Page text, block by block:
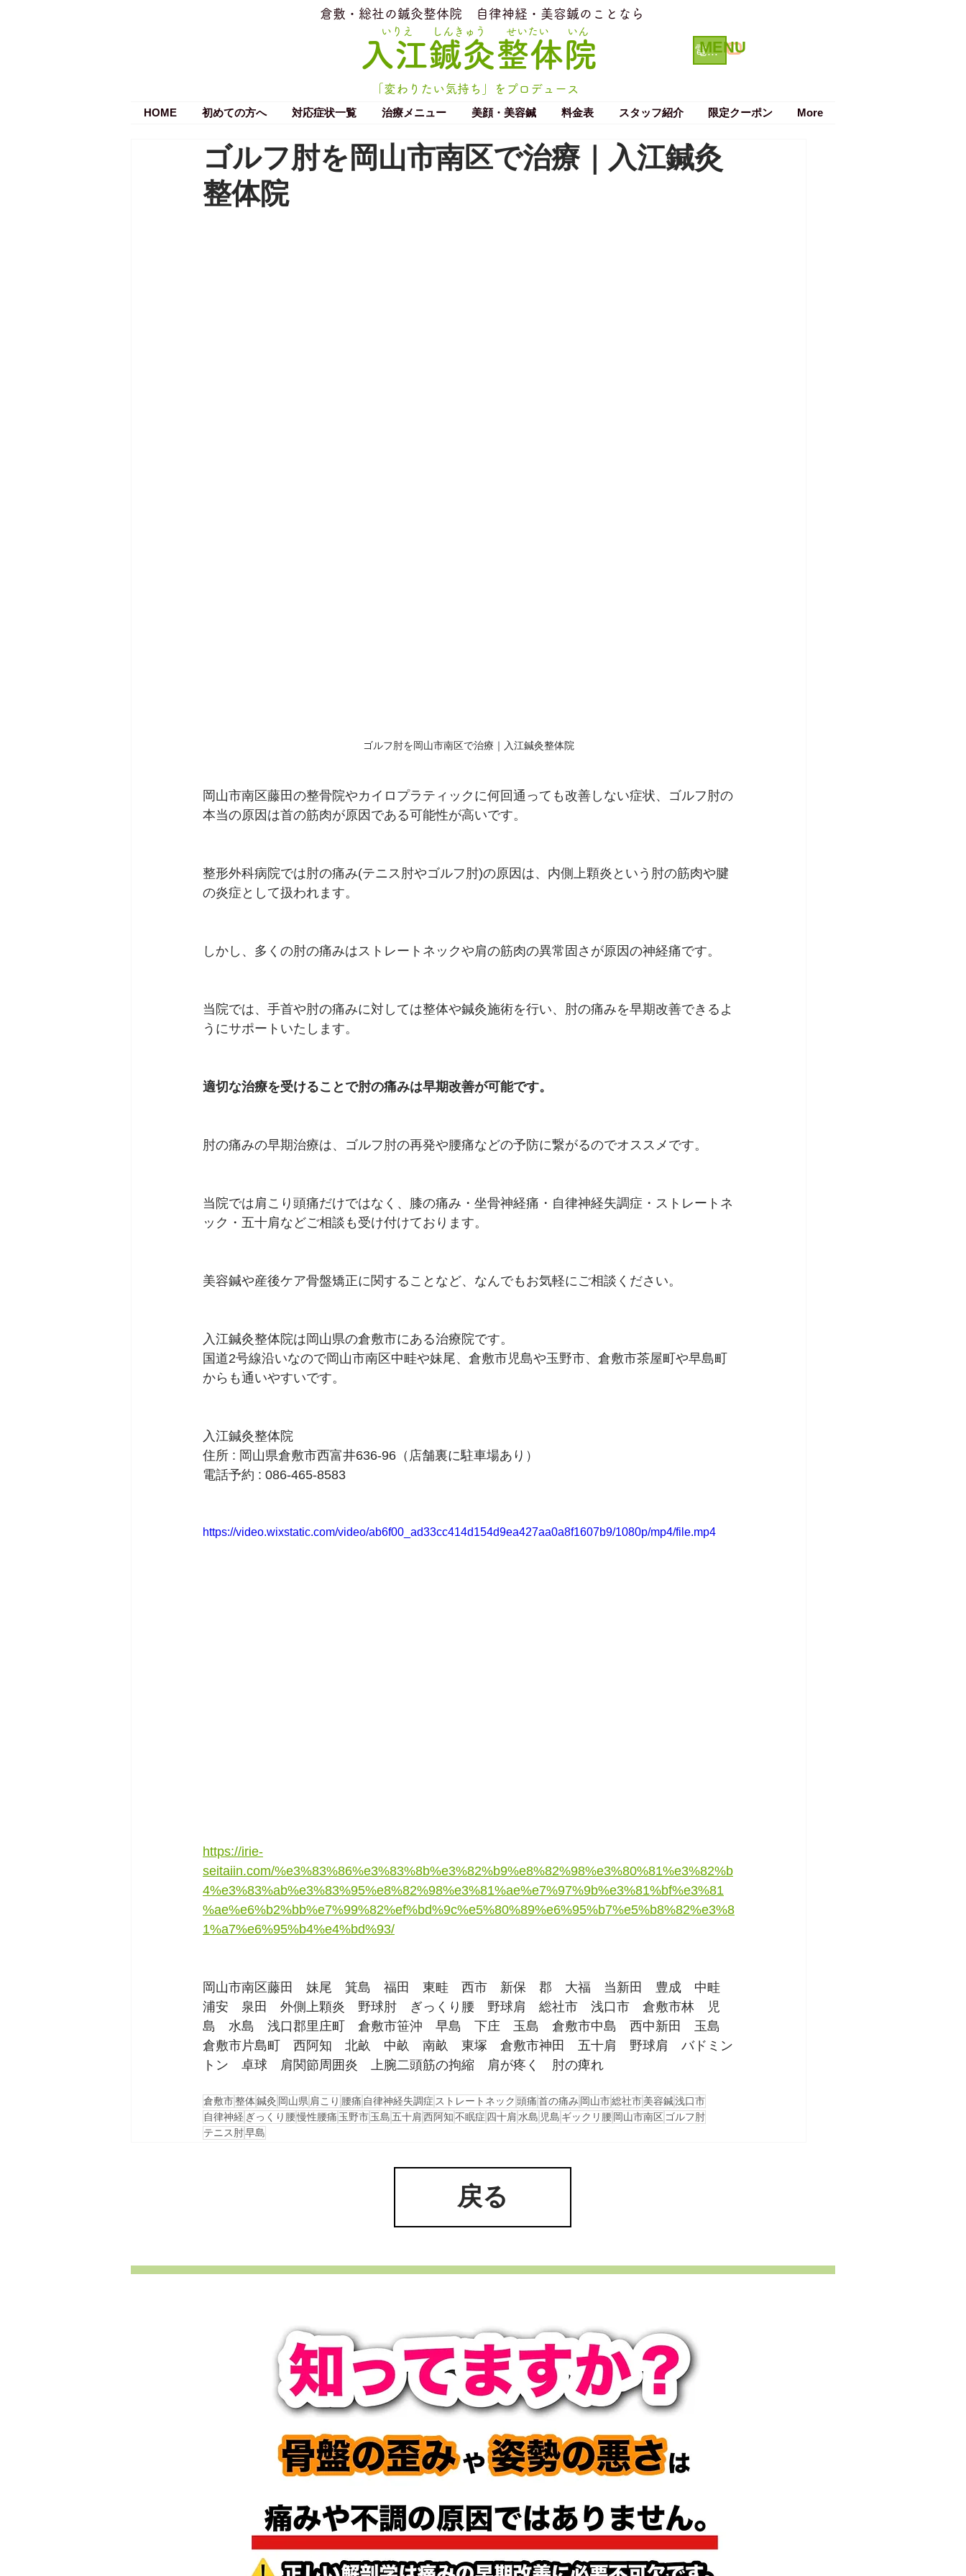
いりえ
​倉敷・総社の鍼灸整体院 ​自律神経・美容鍼のことなら
​入江鍼灸整体院
せいたい
しんきゅう いん
電話で予約する クーポン
MENU
「変わりたい気持ち」をプロデュース
HOME
初めての方へ 対応症状一覧 治療メニュー 美顔・美容鍼 料金表 スタッフ紹介 限定クーポン More
ゴルフ肘を岡山市南区で治療｜入江鍼灸
整体院
ゴルフ肘を岡山市南区で治療｜入江鍼灸整体院
岡山市南区藤田の整骨院やカイロプラティックに何回通っても改善しない症状、ゴルフ肘の
本当の原因は首の筋肉が原因である可能性が高いです。
整形外科病院では肘の痛み(テニス肘やゴルフ肘)の原因は、内側上顆炎という肘の筋肉や腱
の炎症として扱われます。
しかし、多くの肘の痛みはストレートネックや肩の筋肉の異常固さが原因の神経痛です。
当院では、手首や肘の痛みに対しては整体や鍼灸施術を行い、肘の痛みを早期改善できるよ
うにサポートいたします。
適切な治療を受けることで肘の痛みは早期改善が可能です。
肘の痛みの早期治療は、ゴルフ肘の再発や腰痛などの予防に繋がるのでオススメです。
当院では肩こり頭痛だけではなく、膝の痛み・坐骨神経痛・自律神経失調症・ストレートネ
ック・五十肩などご相談も受け付けております。
美容鍼や産後ケア骨盤矯正に関することなど、なんでもお気軽にご相談ください。
入江鍼灸整体院は岡山県の倉敷市にある治療院です。
国道2号線沿いなので岡山市南区中畦や妹尾、倉敷市児島や玉野市、倉敷市茶屋町や早島町
からも通いやすいです。
入江鍼灸整体院
住所 : 岡山県倉敷市西富井636-96（店舗裏に駐車場あり）
電話予約 : 086-465-8583
https://video.wixstatic.com/video/ab6f00_ad33cc414d154d9ea427aa0a8f1607b9/1080p/mp4/file.mp4
https://irie-
seitaiin.com/%e3%83%86%e3%83%8b%e3%82%b9%e8%82%98%e3%80%81%e3%82%b
4%e3%83%ab%e3%83%95%e8%82%98%e3%81%ae%e7%97%9b%e3%81%bf%e3%81
%ae%e6%b2%bb%e7%99%82%ef%bd%9c%e5%80%89%e6%95%b7%e5%b8%82%e3%8
1%a7%e6%95%b4%e4%bd%93/
岡山市南区藤田　妹尾　箕島　福田　東畦　西市　新保　郡　大福　当新田　豊成　中畦
浦安　泉田　外側上顆炎　野球肘　ぎっくり腰　野球肩　総社市　浅口市　倉敷市林　児
島　水島　浅口郡里庄町　倉敷市笹沖　早島　下庄　玉島　倉敷市中島　西中新田　玉島
倉敷市片島町　西阿知　北畝　中畝　南畝　東塚　倉敷市神田　五十肩　野球肩　バドミン
トン　卓球　肩関節周囲炎　上腕二頭筋の拘縮　肩が疼く　肘の痺れ
倉敷市整体鍼灸 岡山県 肩こり 腰痛 自律神経失調症 ストレートネック 頭痛首の痛み 岡山市総社市美容鍼浅口市
自律神経 ぎっくり腰慢性腰痛 玉野市玉島 五十肩西阿知不眠症 四十肩 水島 児島 ギックリ腰 岡山市南区 ゴルフ肘
テニス肘早島
戻る